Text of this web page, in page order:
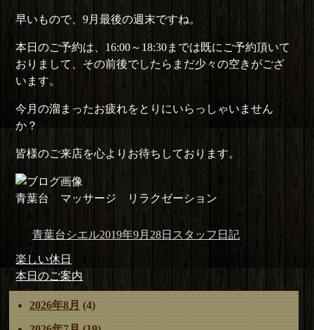
早いもので、9月最後の週末ですね。
本日のご予約は、16:00～18:30までは既にご予約頂いて
おりまして、その前後でしたらまだ少々の空きがござ
います。
今月の溜まったお疲れをとりにいらっしゃいません
か？
皆様のご来店を心よりお待ちしております。
青葉台 マッサージ リラクゼーション
投
者
青葉台シエル投
2019年9月28日 カ
スタッフ日記
投
稿
ナ
ビ
ゲ
前
の
投
稿:
楽しい休日
次
の
投
稿:
本日のご案内
2026年8月 (4)